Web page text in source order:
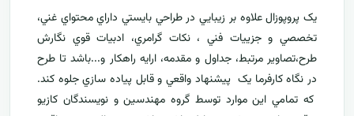
يک پروپوزال علاوه بر زيبايي در طراحي بايستي داراي محتواي غني،
تخصصي و جزييات فني ، نکات گرامري، ادبيات قوي نگارش
طرح،تصاوير مرتبط، جداول و مقدمه، ارایه راهکار و...باشد تا طرح
در نگاه کارفرما يک پيشنهاد واقعي و قابل پياده سازي جلوه کند.
که تمامي اين موارد توسط گروه مهندسين و نويسندگان کازيو